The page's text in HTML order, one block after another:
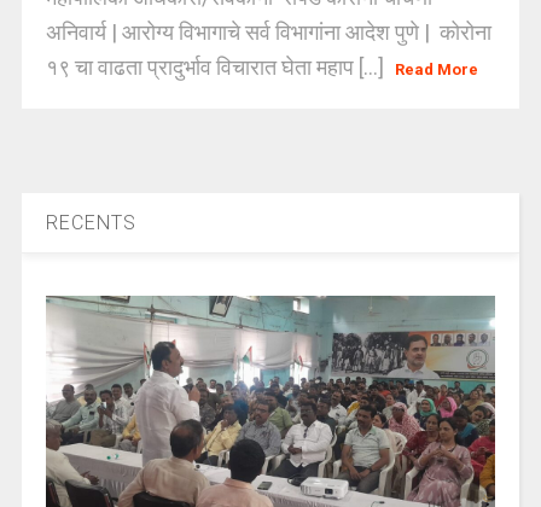
अनिवार्य | आरोग्य विभागाचे सर्व विभागांना आदेश पुणे | कोरोना
१९ चा वाढता प्रादुर्भाव विचारात घेता महाप [...]
Read More
RECENTS